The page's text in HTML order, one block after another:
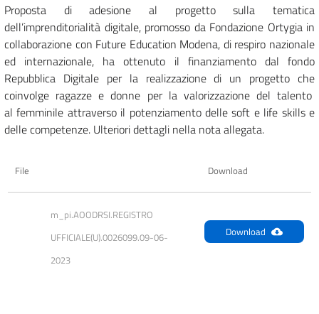
Proposta di adesione al progetto sulla tematica
dell’imprenditorialità digitale, promosso da Fondazione Ortygia in
collaborazione con Future Education Modena, di respiro nazionale
ed internazionale, ha ottenuto il finanziamento dal fondo
Repubblica Digitale per la realizzazione di un progetto che
coinvolge ragazze e donne per la valorizzazione del talento
al femminile attraverso il potenziamento delle soft e life skills e
delle competenze. Ulteriori dettagli nella nota allegata.
File Download
m_pi.AOODRSI.REGISTRO
UFFICIALE(U).0026099.09-06-
2023
Download